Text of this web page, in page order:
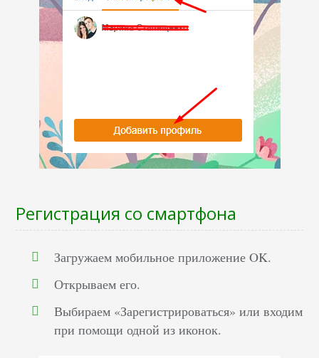
Регистрация со смартфона
Загружаем мобильное приложение OK.
Открываем его.
Выбираем «Зарегистрироваться» или входим
при помощи одной из иконок.